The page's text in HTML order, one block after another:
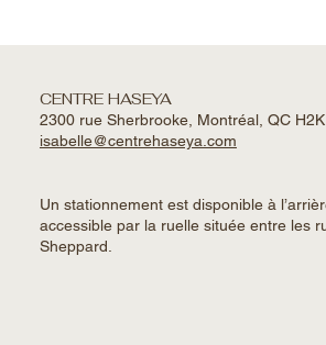
CENTRE HASEYA
2300 rue Sherbrooke, Montréal, QC
isabelle@centrehaseya.com
Un stationnement est disponible à
accessible par la ruelle située entre les
Sheppard.